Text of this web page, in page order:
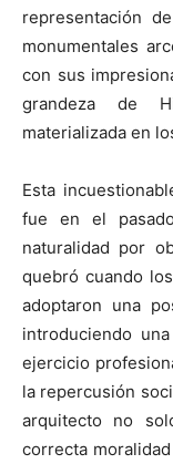
representación
monumentales
con sus
grandeza de
materializada en
Esta
fue en el
naturalidad por
quebró cuando
adoptaron una
introduciendo
ejercicio
la repercusión
arquitecto no
correcta